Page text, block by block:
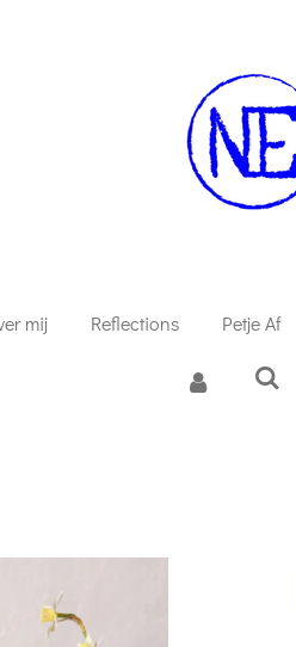
mij Reflections Petje Af